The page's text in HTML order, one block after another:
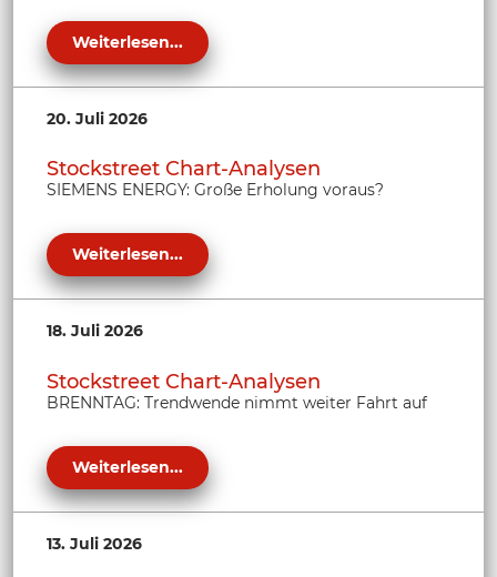
Weiterlesen...
20. Juli 2026
Stockstreet Chart-Analysen
SIEMENS ENERGY: Große Erholung voraus?
Weiterlesen...
18. Juli 2026
Stockstreet Chart-Analysen
BRENNTAG: Trendwende nimmt weiter Fahrt auf
Weiterlesen...
13. Juli 2026